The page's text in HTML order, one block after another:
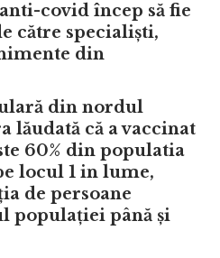
covid încep să fie
către specialiști,
din
din nordul
lăudată că a vaccinat
60% din populatia
locul 1 in lume,
de persoane
populației până și